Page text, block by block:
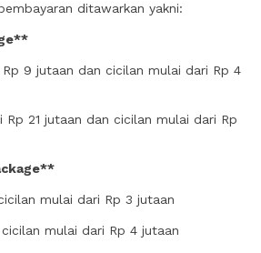
ditawarkan yakni:
9 jutaan dan cicilan mulai dari Rp 4
Rp 21 jutaan dan cicilan mulai dari Rp
mulai dari Rp 3 jutaan
mulai dari Rp 4 jutaan